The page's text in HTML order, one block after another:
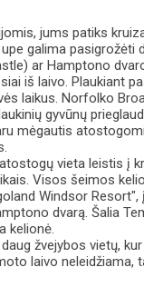
jums patiks
galima pasigrožėti
ar Hamptono
iš laivo. Plaukiant
laikus. Norfolko
gyvūnų
mėgautis
vieta leistis į
Visos šeimos
Windsor
dvarą. Šalia
kelionė.
žvejybos vietų,
laivo neleidžiama,